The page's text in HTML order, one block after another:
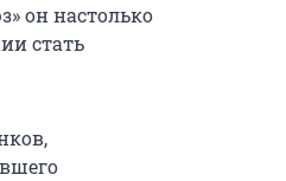
он настолько
стать